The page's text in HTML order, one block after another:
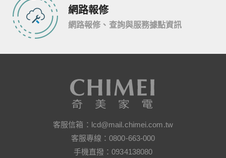
網路報修
網路報修、查詢與服務據點資訊
客服信箱： lcd@mail.chimei.com.tw
客服專線：0800-663-000
手機直撥：0934138080